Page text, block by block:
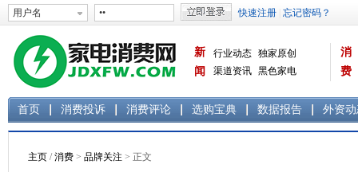
新
闻
行业动态 独家原创
渠道资讯 黑色家电
消
费
首页 消费投诉 消费评论 选购宝典 数据报告 外资
主页 /消费 > 品牌关注 > 正文